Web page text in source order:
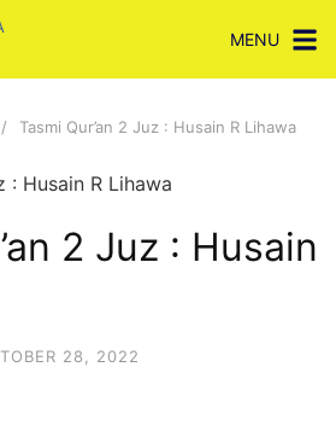
MENU
Tasmi Qur’an 2 Juz : Husain R Lihawa
2 Juz : Husain
28, 2022